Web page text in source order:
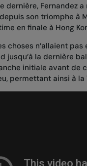
dernière, Fernandez
son triomphe à
en finale à Hong
choses n’allaient
jusqu’à la dernière
initiale avant de
permettant ainsi à